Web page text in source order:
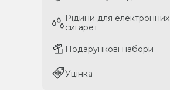
Рідини для електронних
сигарет
Подарункові набори
Уцінка
Рідини для електронних
сигарет
Подарункові набори
Уцінка